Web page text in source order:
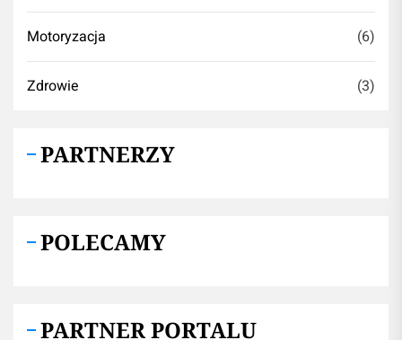
Motoryzacja (6)
Zdrowie (3)
PARTNERZY
POLECAMY
PARTNER PORTALU